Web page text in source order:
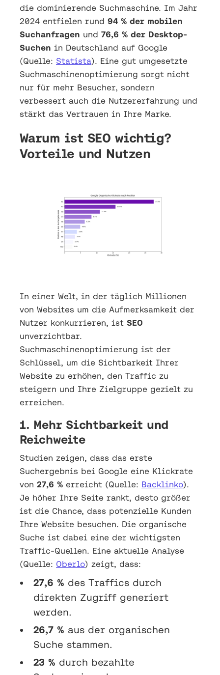
die dominierende Suchmaschine. Im Jahr
2024 entfielen rund 94 % der mobilen
Suchanfragen und 76,6 % der Desktop-
Suchen in Deutschland auf Google
(Quelle: Statista). Eine gut umgesetzte
Suchmaschinenoptimierung sorgt nicht
nur für mehr Besucher, sondern
verbessert auch die Nutzererfahrung und
stärkt das Vertrauen in Ihre Marke.
Warum ist SEO wichtig?
Vorteile und Nutzen
In einer Welt, in der täglich Millionen
von Websites um die Aufmerksamkeit der
Nutzer konkurrieren, ist SEO
unverzichtbar.
Suchmaschinenoptimierung ist der
Schlüssel, um die Sichtbarkeit Ihrer
Website zu erhöhen, den Traffic zu
steigern und Ihre Zielgruppe gezielt zu
erreichen.
1. Mehr Sichtbarkeit und
Reichweite
Studien zeigen, dass das erste
Suchergebnis bei Google eine Klickrate
von 27,6 % erreicht (Quelle: Backlinko).
Je höher Ihre Seite rankt, desto größer
ist die Chance, dass potenzielle Kunden
Ihre Website besuchen. Die organische
Suche ist dabei eine der wichtigsten
Traffic-Quellen. Eine aktuelle Analyse
(Quelle: Oberlo) zeigt, dass:
27,6 % des Traffics durch
direkten Zugriff generiert
werden.
26,7 % aus der organischen
Suche stammen.
23 % durch bezahlte